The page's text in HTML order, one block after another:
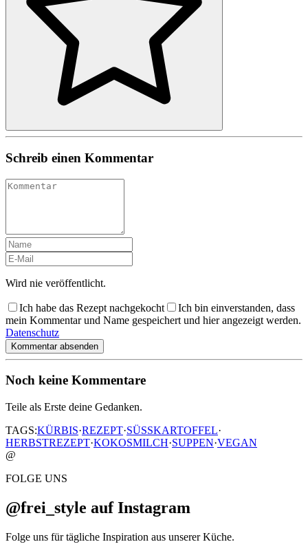
Schreib einen Kommentar
Wird nie veröffentlicht.
Ich habe das Rezept nachgekocht
Ich bin einverstanden, dass
mein Kommentar und Name gespeichert und hier angezeigt werden.
Datenschutz
Kommentar absenden
Noch keine Kommentare
Teile als Erste deine Gedanken.
TAGS:KÜRBIS·REZEPT·SÜSSKARTOFFEL·
HERBSTREZEPT·KOKOSMILCH·SUPPEN·VEGAN
@
FOLGE UNS
@frei_style auf Instagram
Folge uns für tägliche Inspiration aus unserer Küche.